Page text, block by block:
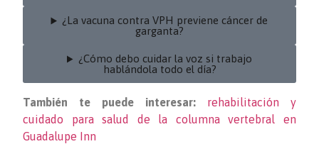
¿La vacuna contra VPH previene cáncer de
garganta?
¿Cómo debo cuidar la voz si trabajo
hablándola todo el día?
También te puede interesar:
rehabilitación y
cuidado para salud de la columna vertebral en
Guadalupe Inn